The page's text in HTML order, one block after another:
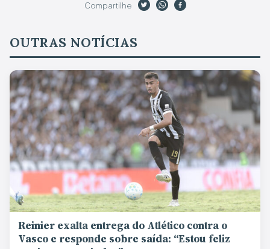
Compartilhe
OUTRAS NOTÍCIAS
Reinier exalta entrega do Atlético contra o
Vasco e responde sobre saída: “Estou feliz